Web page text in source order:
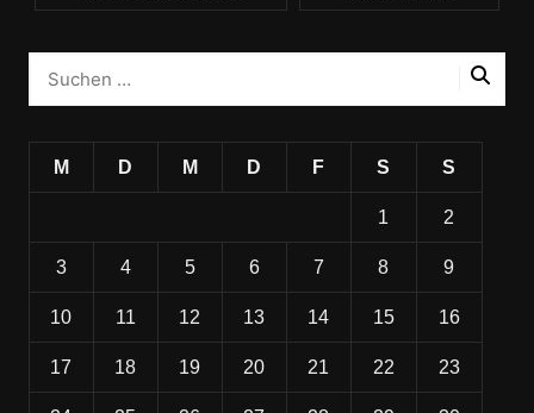
M D M D F S S
1 2
3 4 5 6 7 8 9
10 11 12 13 14 15 16
17 18 19 20 21 22 23